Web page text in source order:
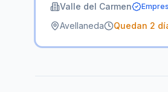
Valle del Carmen
Avellaneda Quedan 2